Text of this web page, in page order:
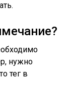
нужно
тег в